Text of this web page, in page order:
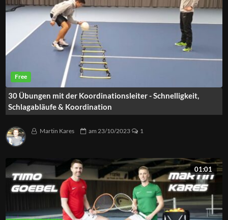
30 Übungen mit der Koordinationsleiter - Schnelligkeit,
Schlagabläufe & Koordination
Martin Kares am 23/10/2023 1
01:01